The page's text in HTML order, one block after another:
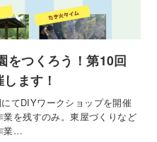
をつくろう！第10回
ます！
てDIYワークショップを開催
を残すのみ。東屋づくりなど
業…